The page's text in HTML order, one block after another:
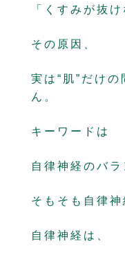
「くすみが抜
その原因、
実は“肌”だけ
ん。
キーワードは
自律神経のバラ
そもそも自律神
自律神経は、